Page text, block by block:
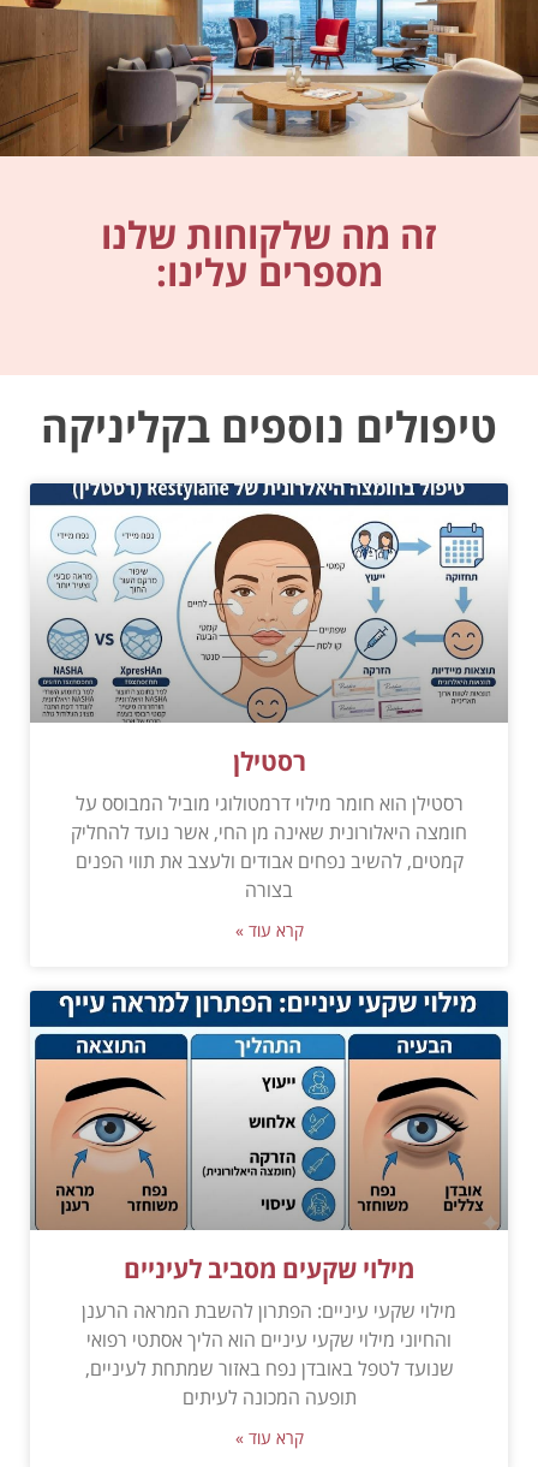
זה מה שלקוחות שלנו
מספרים עלינו:
טיפולים נוספים בקליניקה
רסטילן
רסטילן הוא חומר מילוי דרמטולוגי מוביל המבוסס על
חומצה היאלורונית שאינה מן החי, אשר נועד להחליק
קמטים, להשיב נפחים אבודים ולעצב את תווי הפנים
בצורה
קרא עוד »
מילוי שקעים מסביב לעיניים
מילוי שקעי עיניים: הפתרון להשבת המראה הרענן
והחיוני מילוי שקעי עיניים הוא הליך אסתטי רפואי
שנועד לטפל באובדן נפח באזור שמתחת לעיניים,
תופעה המכונה לעיתים
קרא עוד »